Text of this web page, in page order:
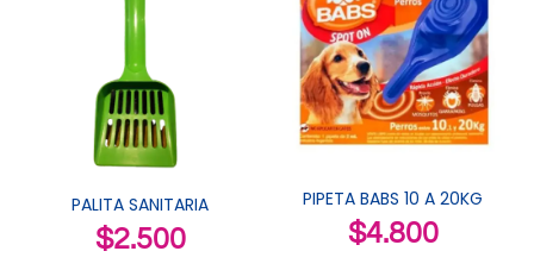
PALITA SANITARIA
$2.500
PIPETA BABS 10 A 20KG
$4.800